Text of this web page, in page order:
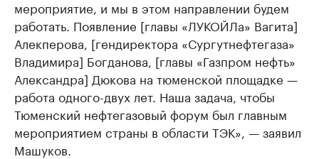
мероприятие, и мы в этом направлении будем
работать. Появление [главы «ЛУКОЙЛа» Вагита]
Алекперова, [гендиректора «Сургутнефтегаза»
Владимира] Богданова, [главы «Газпром нефть»
Александра] Дюкова на тюменской площадке —
работа одного-двух лет. Наша задача, чтобы
Тюменский нефтегазовый форум был главным
мероприятием страны в области ТЭК», — заявил
Машуков.